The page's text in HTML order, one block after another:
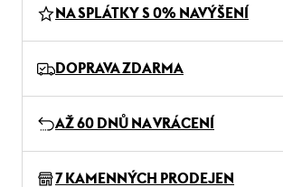
NA SPLÁTKY S 0% NAVÝŠENÍ
DOPRAVA ZDARMA
AŽ 60 DNŮ NA VRÁCENÍ
7 KAMENNÝCH PRODEJEN